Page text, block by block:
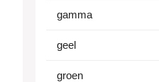
gamma
geel
groen